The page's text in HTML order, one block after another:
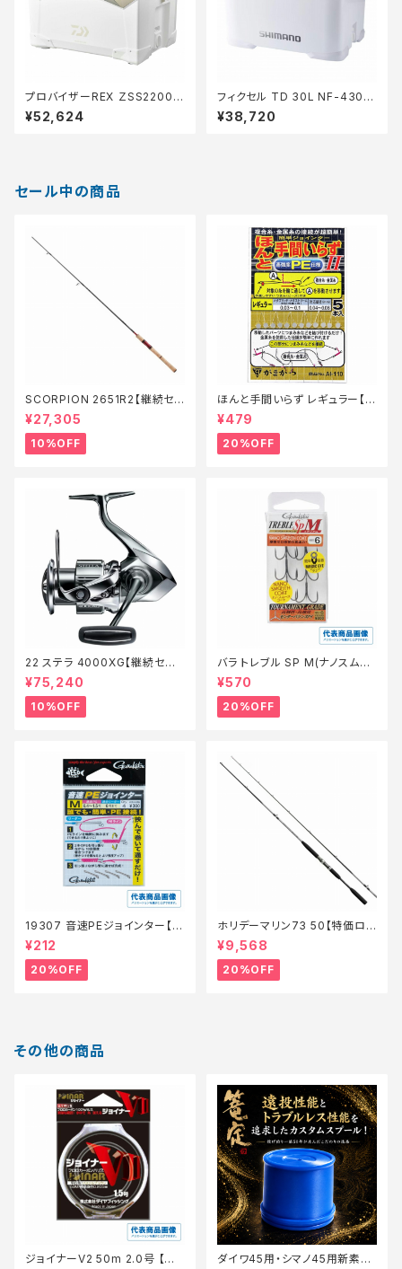
プロバイザーREX ＺSS2200
ゴールド
¥52,624
フィクセル TD 30L NF-430Z
Pホワイト
¥38,720
セール中の商品
SCORPION 2651R2【継続セ
ール_ロッド】【10】
¥27,305
10%OFF
ほんと手間いらず レギュラー【特
価仕掛】【20】
¥479
20%OFF
22 ステラ 4000XG【継続セー
ル_リール】【10】
¥75,240
10%OFF
バラ トレブル SP M(ナノスムー
スコート)【特価仕掛】【20】
¥570
20%OFF
19307 音速PEジョインター【特
価仕掛】【20】
¥212
20%OFF
ホリデーマリン73 50【特価ロッ
ド】【20】
¥9,568
20%OFF
その他の商品
ジョイナーV2 50m 2.0号 【継
ダイワ45用・シマノ45用新素材